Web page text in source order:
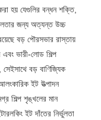
হয় যেগুলির বন্ধন শক্তি,
জন্য অত্যন্ত উচ্চ
বড় পৌরসভার রাস্তায়
ভারী-লোড শিল্প
সেইসাথে বড় বাণিজ্যিক
ইট উত্পাদন
শিল্প শৃঙ্খলের মান
ইট দাঁতের নির্ভুলতা